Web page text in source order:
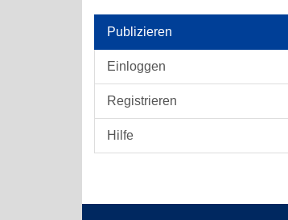
Publizieren
Einloggen
Registrieren
Hilfe